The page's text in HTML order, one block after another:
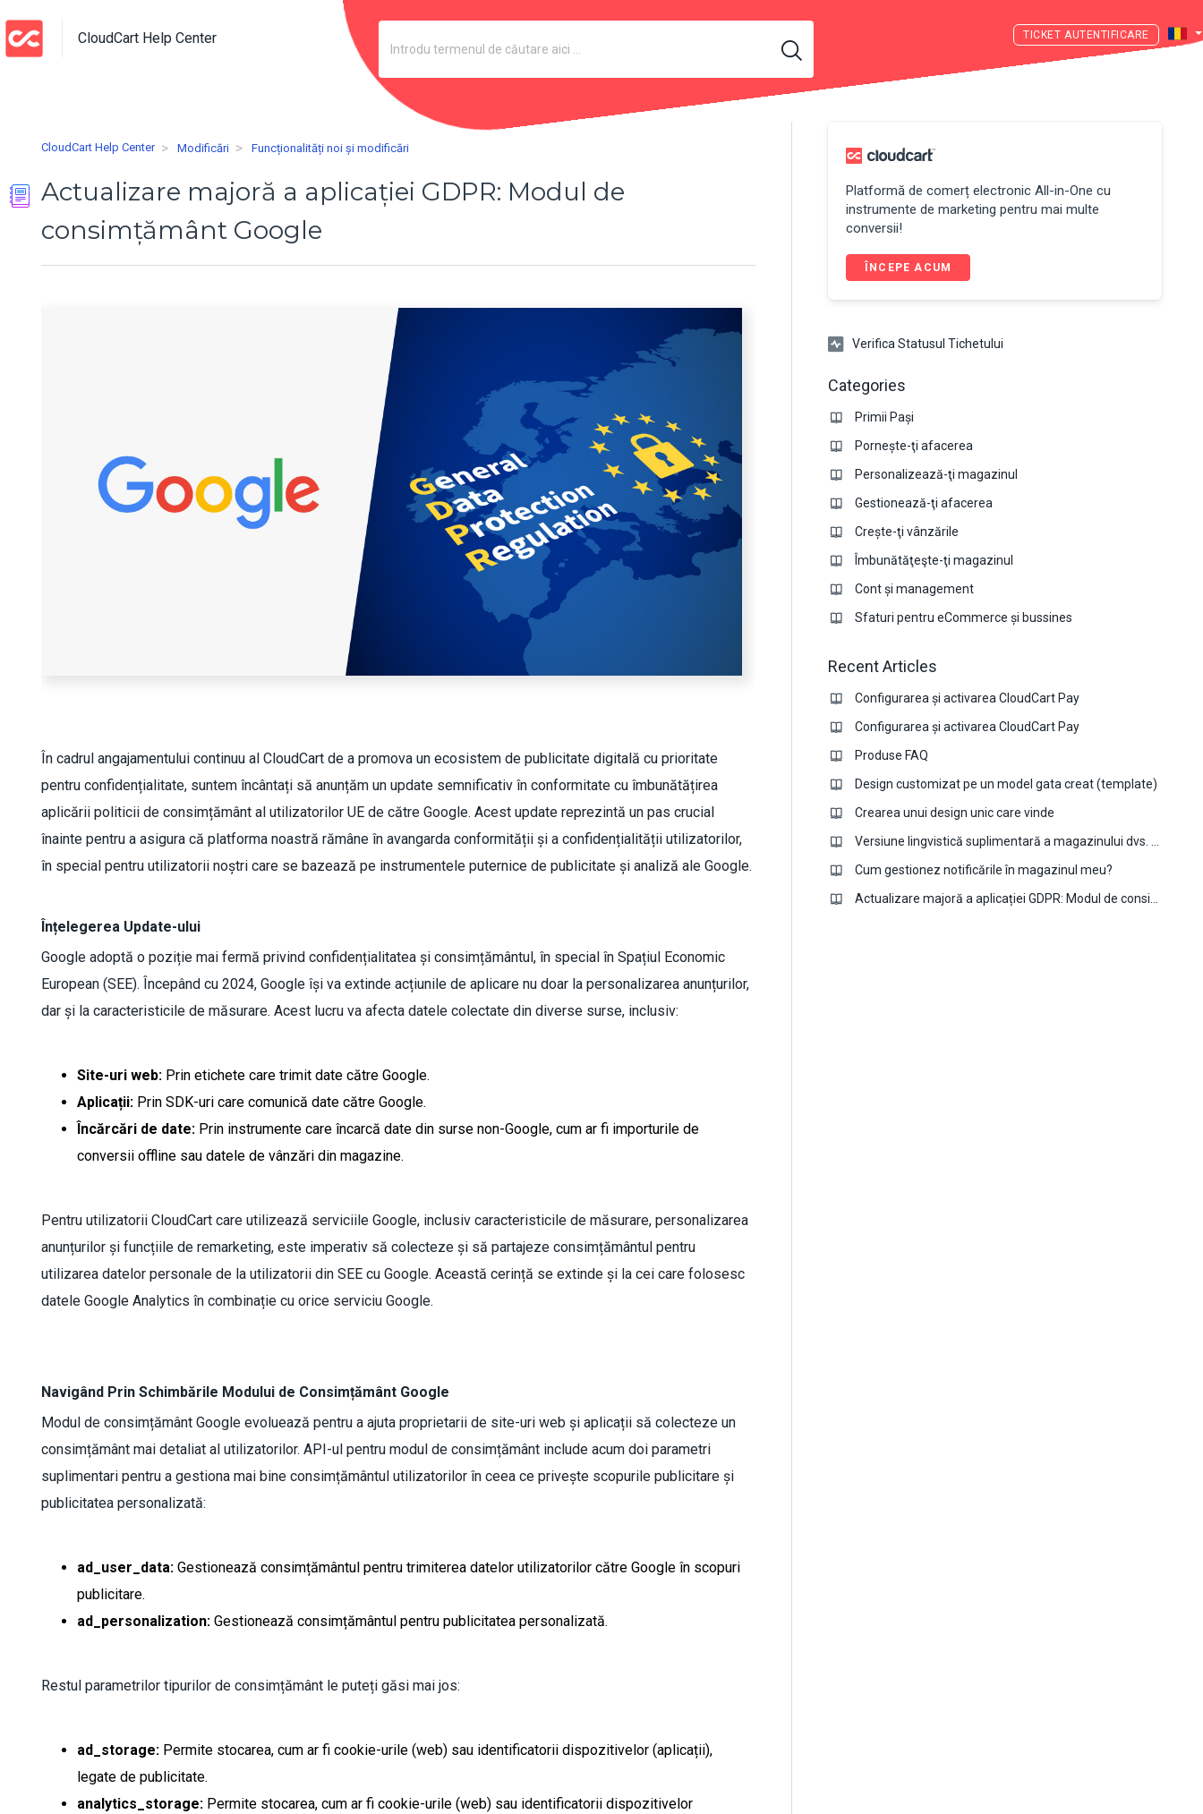
CloudCart Help Center AUTENTIFICARE
CloudCart Help Center Modificări Funcționalități noi și modificări
Actualizare majoră a aplicației GDPR: Modul de
consimțământ Google
În cadrul angajamentului continuu al CloudCart de a promova un ecosistem de publicitate digitală cu prioritate
pentru confidențialitate, suntem încântați să anunțăm un update semnificativ în conformitate cu îmbunătățirea
aplicării politicii de consimțământ al utilizatorilor UE de către Google. Acest update reprezintă un pas crucial
înainte pentru a asigura că platforma noastră rămâne în avangarda conformității și a confidențialității utilizatorilor,
în special pentru utilizatorii noștri care se bazează pe instrumentele puternice de publicitate și analiză ale Google.
Înțelegerea Update-ului
Google adoptă o poziție mai fermă privind confidențialitatea și consimțământul, în special în Spațiul Economic
European (SEE). Începând cu 2024, Google își va extinde acțiunile de aplicare nu doar la personalizarea anunțurilor,
dar și la caracteristicile de măsurare. Acest lucru va afecta datele colectate din diverse surse, inclusiv:
Site-uri web: Prin etichete care trimit date către Google.
Aplicații: Prin SDK-uri care comunică date către Google.
Încărcări de date: Prin instrumente care încarcă date din surse non-Google, cum ar fi importurile de
conversii offline sau datele de vânzări din magazine.
Pentru utilizatorii CloudCart care utilizează serviciile Google, inclusiv caracteristicile de măsurare, personalizarea
anunțurilor și funcțiile de remarketing, este imperativ să colecteze și să partajeze consimțământul pentru
utilizarea datelor personale de la utilizatorii din SEE cu Google. Această cerință se extinde și la cei care folosesc
datele Google Analytics în combinație cu orice serviciu Google.
Navigând Prin Schimbările Modului de Consimțământ Google
Modul de consimțământ Google evoluează pentru a ajuta proprietarii de site-uri web și aplicații să colecteze un
consimțământ mai detaliat al utilizatorilor. API-ul pentru modul de consimțământ include acum doi parametri
suplimentari pentru a gestiona mai bine consimțământul utilizatorilor în ceea ce privește scopurile publicitare și
publicitatea personalizată:
ad_user_data: Gestionează consimțământul pentru trimiterea datelor utilizatorilor către Google în scopuri
publicitare.
ad_personalization: Gestionează consimțământul pentru publicitatea personalizată.
Restul parametrilor tipurilor de consimțământ le puteți găsi mai jos:
ad_storage: Permite stocarea, cum ar fi cookie-urile (web) sau identificatorii dispozitivelor (aplicații),
legate de publicitate.
analytics_storage: Permite stocarea, cum ar fi cookie-urile (web) sau identificatorii dispozitivelor
Platformă de comerț electronic All-in-One cu
instrumente de marketing pentru mai multe
conversii!
ÎNCEPE ACUM
Verifica Statusul Tichetului
Categories
Primii Pași
Pornește-ţi afacerea
Personalizează-ţi magazinul
Gestionează-ţi afacerea
Crește-ţi vânzările
Îmbunătăţeşte-ţi magazinul
Cont și management
Sfaturi pentru eCommerce și bussines
Recent Articles
Configurarea și activarea CloudCart Pay
Configurarea și activarea CloudCart Pay
Produse FAQ
Design customizat pe un model gata creat (template)
Crearea unui design unic care vinde
Cum gestionez notificările în magazinul meu?